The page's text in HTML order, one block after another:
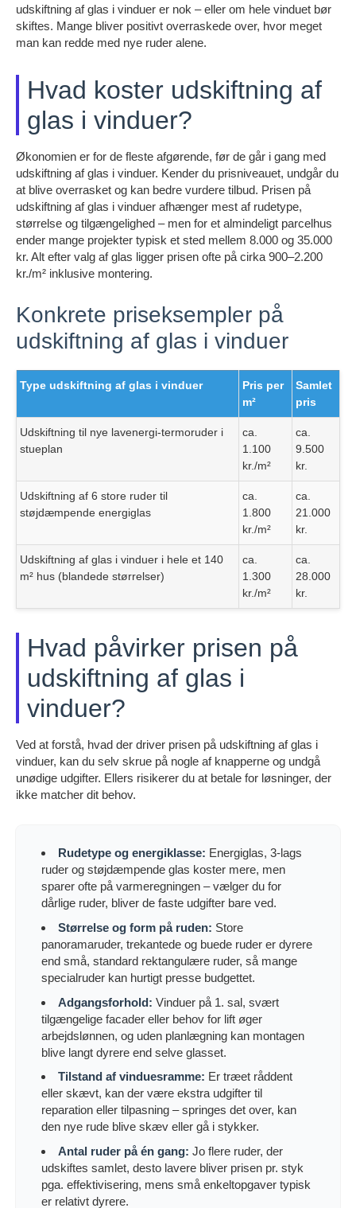
udskiftning af glas i vinduer er nok – eller om hele vinduet bør
skiftes. Mange bliver positivt overraskede over, hvor meget
man kan redde med nye ruder alene.
Hvad koster udskiftning af
glas i vinduer?
Økonomien er for de fleste afgørende, før de går i gang med
udskiftning af glas i vinduer. Kender du prisniveauet, undgår du
at blive overrasket og kan bedre vurdere tilbud. Prisen på
udskiftning af glas i vinduer afhænger mest af rudetype,
størrelse og tilgængelighed – men for et almindeligt parcelhus
ender mange projekter typisk et sted mellem 8.000 og 35.000
kr. Alt efter valg af glas ligger prisen ofte på cirka 900–2.200
kr./m² inklusive montering.
Konkrete priseksempler på
udskiftning af glas i vinduer
Type udskiftning af glas i vinduer
Pris per
m²
Samlet
pris
Udskiftning til nye lavenergi-termoruder i
stueplan
ca.
1.100
kr./m²
ca.
9.500
kr.
Udskiftning af 6 store ruder til
støjdæmpende energiglas
ca.
1.800
kr./m²
ca.
21.000
kr.
Udskiftning af glas i vinduer i hele et 140
m² hus (blandede størrelser)
ca.
1.300
kr./m²
ca.
28.000
kr.
Hvad påvirker prisen på
udskiftning af glas i
vinduer?
Ved at forstå, hvad der driver prisen på udskiftning af glas i
vinduer, kan du selv skrue på nogle af knapperne og undgå
unødige udgifter. Ellers risikerer du at betale for løsninger, der
ikke matcher dit behov.
Rudetype og energiklasse: Energiglas, 3-lags
ruder og støjdæmpende glas koster mere, men
sparer ofte på varmeregningen – vælger du for
dårlige ruder, bliver de faste udgifter bare ved.
Størrelse og form på ruden: Store
panoramaruder, trekantede og buede ruder er dyrere
end små, standard rektangulære ruder, så mange
specialruder kan hurtigt presse budgettet.
Adgangsforhold: Vinduer på 1. sal, svært
tilgængelige facader eller behov for lift øger
arbejdslønnen, og uden planlægning kan montagen
blive langt dyrere end selve glasset.
Tilstand af vinduesramme: Er træet råddent
eller skævt, kan der være ekstra udgifter til
reparation eller tilpasning – springes det over, kan
den nye rude blive skæv eller gå i stykker.
Antal ruder på én gang: Jo flere ruder, der
udskiftes samlet, desto lavere bliver prisen pr. styk
pga. effektivisering, mens små enkeltopgaver typisk
er relativt dyrere.